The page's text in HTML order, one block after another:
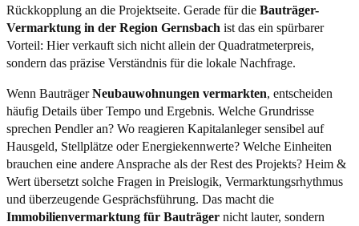
Rückkopplung an die Projektseite. Gerade für die Bauträger-
Vermarktung in der Region Gernsbach ist das ein spürbarer
Vorteil: Hier verkauft sich nicht allein der Quadratmeterpreis,
sondern das präzise Verständnis für die lokale Nachfrage.
Wenn BauträgerNeubauwohnungen vermarkten, entscheiden
häufig Details über Tempo und Ergebnis. Welche Grundrisse
sprechen Pendler an? Wo reagieren Kapitalanleger sensibel auf
Hausgeld, Stellplätze oder Energiekennwerte? Welche Einheiten
brauchen eine andere Ansprache als der Rest des Projekts? Heim &
Wert übersetzt solche Fragen in Preislogik, Vermarktungsrhythmus
und überzeugende Gesprächsführung. Das macht die
Immobilienvermarktung für Bauträger nicht lauter, sondern